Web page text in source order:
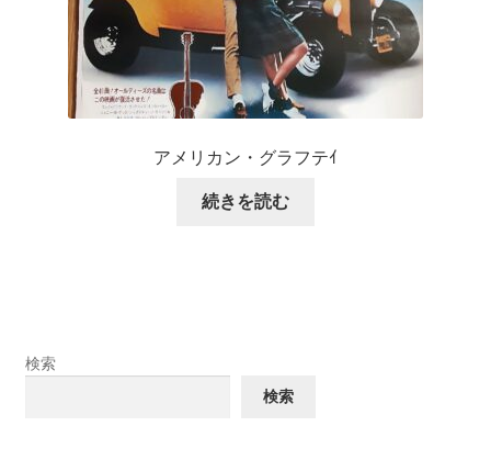
アメリカン・グラフテｲ
続きを読む
検索
検索